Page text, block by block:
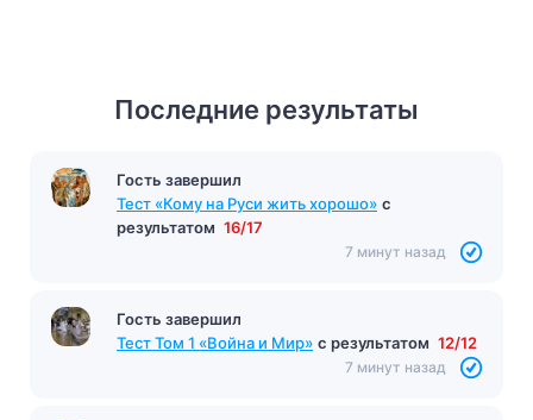
Последние результаты
Гость завершил
Тест «А зори здесь тихие» с результатом